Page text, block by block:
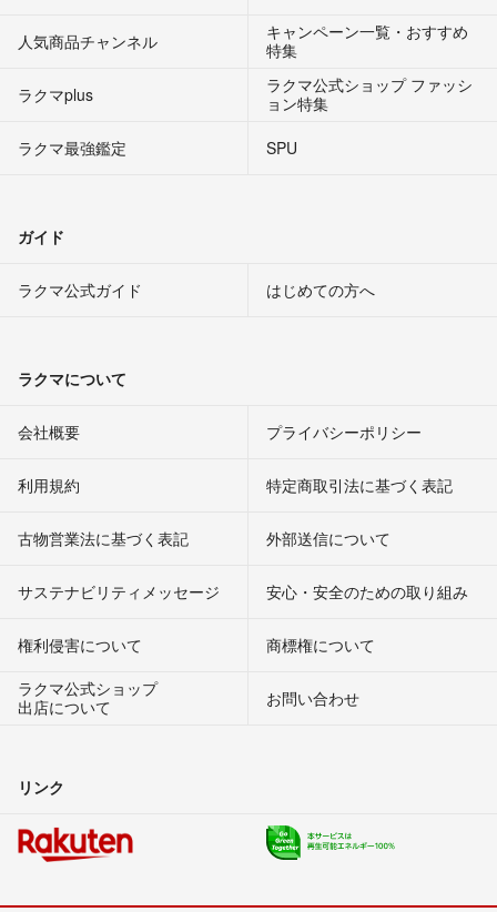
人気商品チャンネル
キャンペーン一覧・おすすめ
特集
ラクマplus
ラクマ公式ショップ ファッシ
ョン特集
ラクマ最強鑑定
SPU
ガイド
ラクマ公式ガイド はじめての方へ
ラクマについて
会社概要 プライバシーポリシー
利用規約 特定商取引法に基づく表記
古物営業法に基づく表記 外部送信について
サステナビリティメッセージ 安心・安全のための取り組み
権利侵害について
商標権について
ラクマ公式ショップ
出店について
お問い合わせ
リンク